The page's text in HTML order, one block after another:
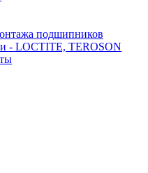
подшипников
- LOCTITE, TEROSON